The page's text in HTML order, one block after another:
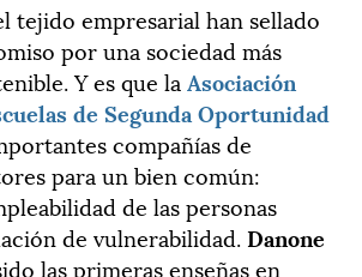
tejido empresarial han sellado
por una sociedad más
Y es que la Asociación
de Segunda Oportunidad
compañías de
para un bien común:
de las personas
de vulnerabilidad.Danone
las primeras enseñas en